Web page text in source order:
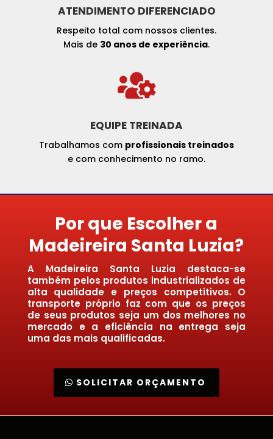
ATENDIMENTO DIFERENCIADO
Respeito total com nossos clientes.
Mais de 30 anos de experiência.

EQUIPE TREINADA
Trabalhamos com profissionais treinados
e com conhecimento no ramo.
Por que Escolher a
Madeireira Santa Luzia?
A Madeireira Santa Luzia destaca-se
também pelos produtos industrializados de
alta qualidade e preços competitivos. O
transporte próprio faz com que os preços
de seus produtos seja um dos melhores no
mercado e a eficiência na entrega seja
uma das mais qualificadas.
SOLICITAR ORÇAMENTO